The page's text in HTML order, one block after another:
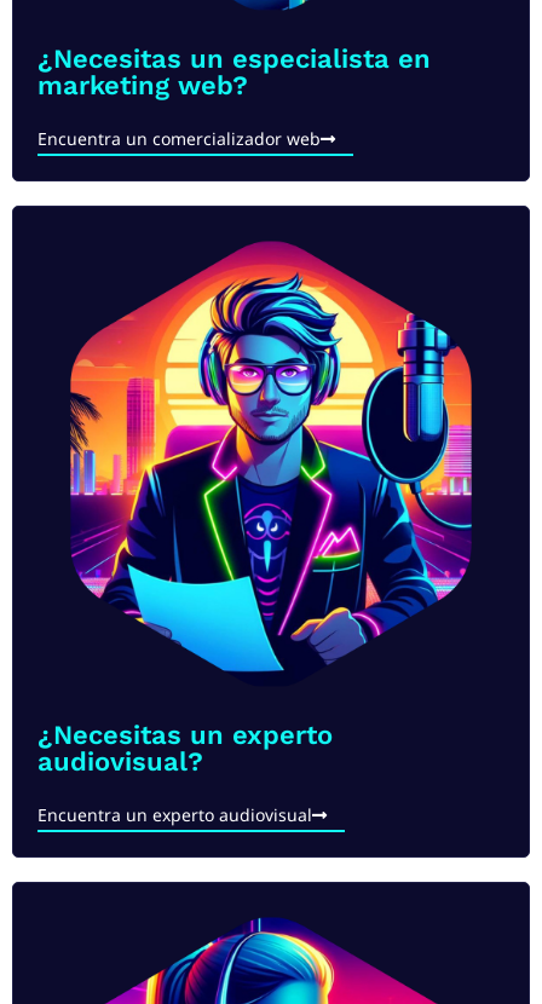
¿Necesitas un especialista en
marketing web?
Encuentra un comercializador web
¿Necesitas un experto
audiovisual?
Encuentra un experto audiovisual